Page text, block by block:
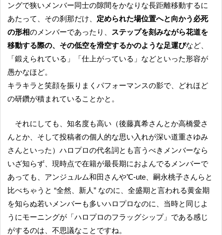
ングで狭いメンバー同士の隙間をかなりな長距離移動するに
あたって、その刹那だけ、 定められた場位置へと向かう必死
の形相のメンバーであったり、
ステップを刻みながら花道を
移動する際の、その低空を滑空するかのような足運びなど、
「鍛えられている」「仕上がっている」などといった形容が
愚かなほど。
キラキラと笑顔を振りまくパフォーマンスの影で、どれほど
の研鑽が積まれていることかと。
それにしても、知名度も高い（後藤真希さんとか高橋愛さ
んとか、そして投稿者の個人的な思い入れが深い道重さゆみ
さんといった）ハロプロの代名詞とも言うべきメンバーなら
いざ知らず、現時点で在籍が最長期におよんでるメンバーで
あっても、アンジュルム和田さんや℃-ute、嗣永桃子さんらと
比べちゃうと “全然、新人” なのに、全盛期と言われる黄金期
を知らぬ若いメンバーも多いハロプロなのに、当時と同じよ
うにモーニングが「ハロプロのフラッグシップ」である感じ
がするのは、不思議なことですね。